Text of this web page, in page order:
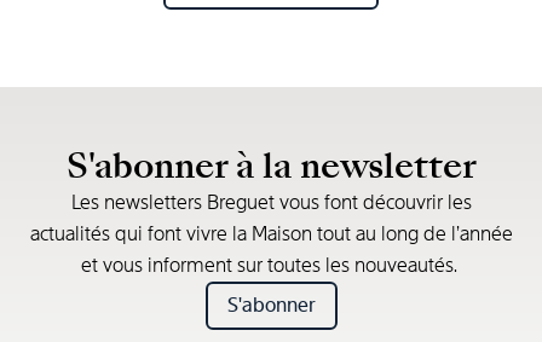
S'abonner à la newsletter
Les newsletters Breguet vous font découvrir les
actualités qui font vivre la Maison tout au long de l’année
et vous informent sur toutes les nouveautés.
S'abonner